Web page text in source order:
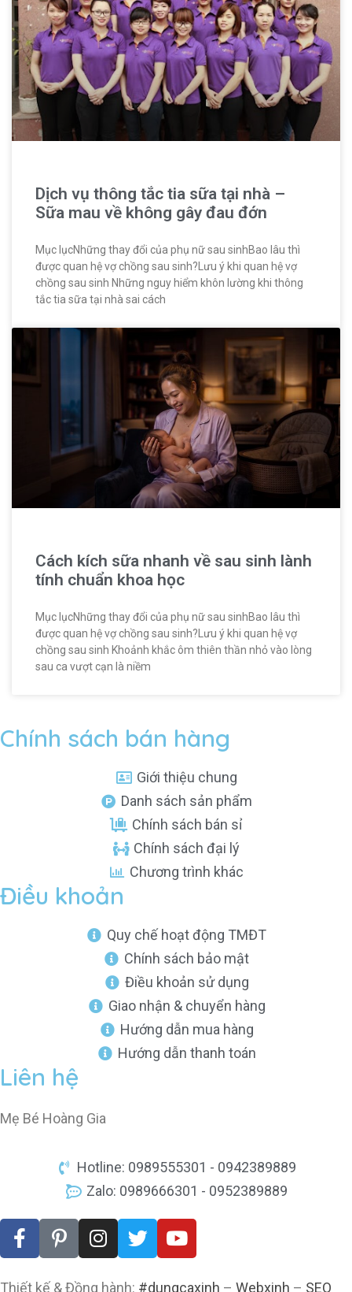
Dịch vụ thông tắc tia sữa tại nhà –
Sữa mau về không gây đau đớn
Mục lụcNhững thay đổi của phụ nữ sau sinhBao lâu thì
được quan hệ vợ chồng sau sinh?Lưu ý khi quan hệ vợ
chồng sau sinh Những nguy hiểm khôn lường khi thông
tắc tia sữa tại nhà sai cách
Cách kích sữa nhanh về sau sinh lành
tính chuẩn khoa học
Mục lụcNhững thay đổi của phụ nữ sau sinhBao lâu thì
được quan hệ vợ chồng sau sinh?Lưu ý khi quan hệ vợ
chồng sau sinh Khoảnh khắc ôm thiên thần nhỏ vào lòng
sau ca vượt cạn là niềm
Chính sách bán hàng
Giới thiệu chung
Danh sách sản phẩm
Chính sách bán sỉ
Chính sách đại lý
Chương trình khác
Điều khoản
Quy chế hoạt động TMĐT
Chính sách bảo mật
Điều khoản sử dụng
Giao nhận & chuyển hàng
Hướng dẫn mua hàng
Hướng dẫn thanh toán
Liên hệ
Mẹ Bé Hoàng Gia
Hotline: 0989555301 - 0942389889
Zalo: 0989666301 - 0952389889
Thiết kế & Đồng hành: #dungcaxinh – Webxinh – SEO